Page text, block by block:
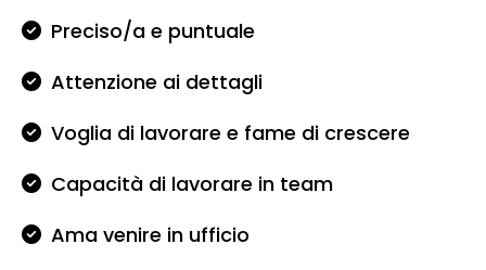
Preciso/a e puntuale
Attenzione ai dettagli
Voglia di lavorare e fame di crescere
Capacità di lavorare in team
Ama venire in ufficio